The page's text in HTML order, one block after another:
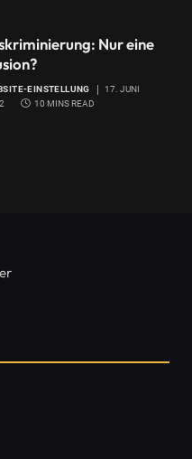
Nur eine
EINSTELLUNG
17. JUNI
10 MINS READ